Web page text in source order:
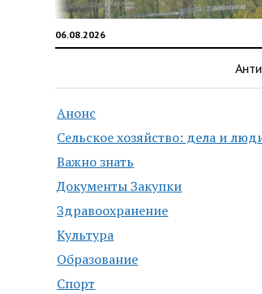
06.08.2026
Анонс
Сельское хозяйство: дела и
Важно знать
Документы Закупки
Здравоохранение
Культура
Образование
Спорт